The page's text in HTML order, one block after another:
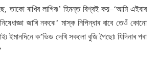
তাকো ৰাখিব লাগিব৷’ হিমন্ত বিশ্বই কয়–‘আমি এইবাৰ
জাৰি নকৰে৷’ মাস্ক নিপিন্ধাৰ বাবে তেওঁ কোনো
ক’ভিড দেখি সকলো বুজি গৈছো৷ যিদিনাৰ পৰা